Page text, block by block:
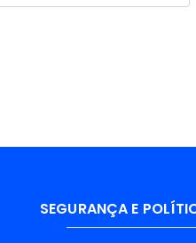
SEGURANÇA E